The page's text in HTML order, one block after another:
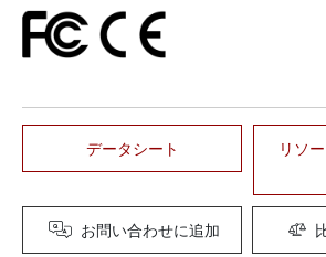
データシート
リソ
お問い合わせに追加